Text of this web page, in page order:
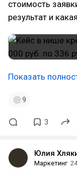
стоимость
результат и
Показать
9
3
Юлия
Маркетинг